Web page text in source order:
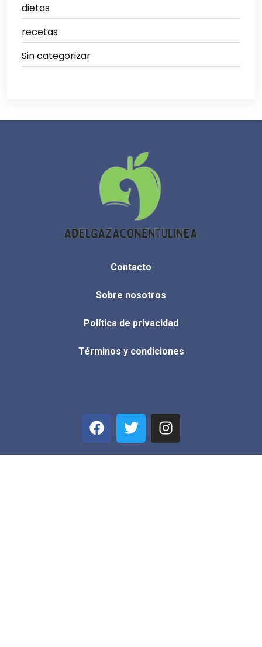
dietas
recetas
Sin categorizar
Contacto
Sobre nosotros
Política de privacidad
Términos y condiciones